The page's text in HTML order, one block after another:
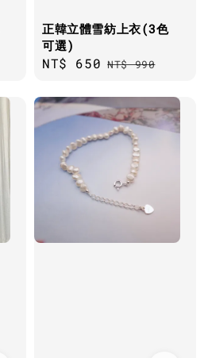
正韓立體雪紡上衣(3色
可選)
Sale
NT$ 650 Regular
NT$ 990